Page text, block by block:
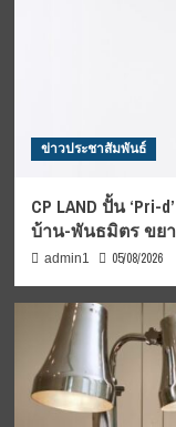
ข่าวประชาสัมพันธ์
CP LAND ปั้น ‘Pri-
บ้าน-พันธมิตร ขย
admin1 05/08/2026